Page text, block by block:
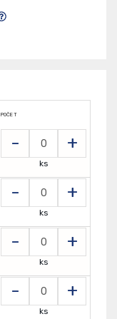
POČET
- +
ks
- +
ks
- +
ks
- +
ks